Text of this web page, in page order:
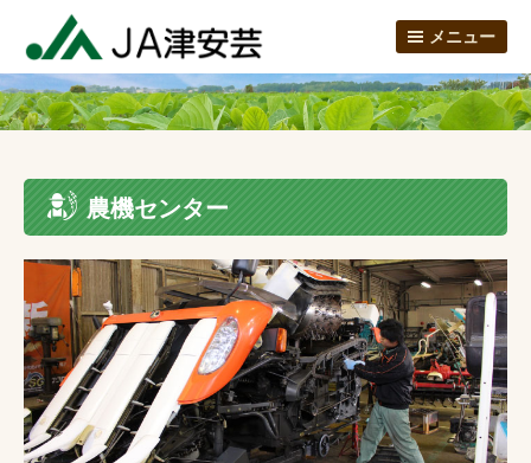
メニュー
農機センター